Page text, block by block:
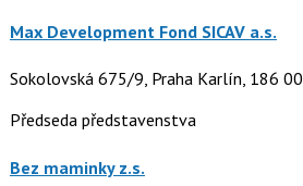
Max Development Fond SICAV a.s.
Sokolovská 675/9, Praha Karlín, 186 00
Předseda představenstva
Bez maminky z.s.